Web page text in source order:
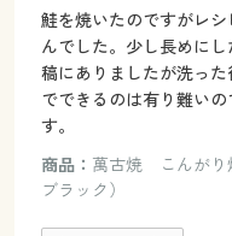
鮭を焼いたのですがレ
んでした。少し長めに
稿にありましたが洗っ
でできるのは有り難い
す。
商品： 萬古焼 こんがり
ブラック）